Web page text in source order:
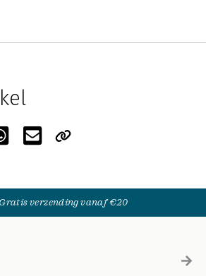
Gratis verzending vanaf €20